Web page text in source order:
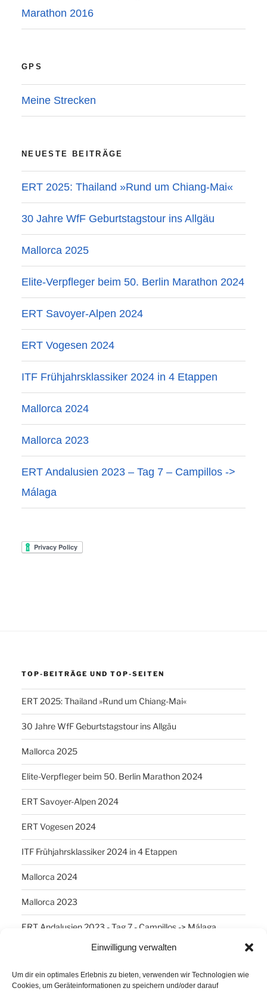
Einwilligung verwalten
Um dir ein optimales Erlebnis zu bieten, verwenden wir Technologien wie
Cookies, um Geräteinformationen zu speichern und/oder darauf
Marathon 2016
GPS
Meine Strecken
NEUESTE BEITRÄGE
ERT 2025: Thailand »Rund um Chiang-Mai«
30 Jahre WfF Geburtstagstour ins Allgäu
Mallorca 2025
Elite-Verpfleger beim 50. Berlin Marathon 2024
ERT Savoyer-Alpen 2024
ERT Vogesen 2024
ITF Frühjahrsklassiker 2024 in 4 Etappen
Mallorca 2024
Mallorca 2023
ERT Andalusien 2023 – Tag 7 – Campillos ->
Málaga
TOP-BEITRÄGE UND TOP-SEITEN
ERT 2025: Thailand »Rund um Chiang-Mai«
30 Jahre WfF Geburtstagstour ins Allgäu
Mallorca 2025
Elite-Verpfleger beim 50. Berlin Marathon 2024
ERT Savoyer-Alpen 2024
ERT Vogesen 2024
ITF Frühjahrsklassiker 2024 in 4 Etappen
Mallorca 2024
Mallorca 2023
ERT Andalusien 2023 - Tag 7 - Campillos -> Málaga